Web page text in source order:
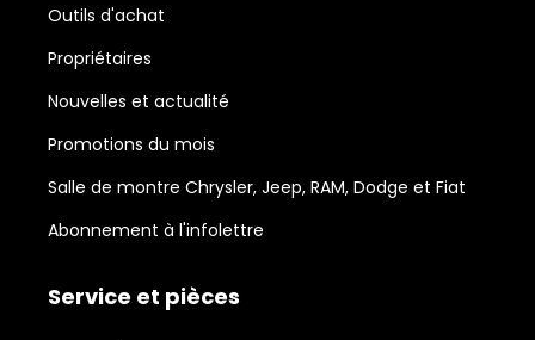
Outils d'achat
Propriétaires
Nouvelles et actualité
Promotions du mois
Salle de montre Chrysler, Jeep, RAM, Dodge et Fiat
Abonnement à l'infolettre
Service et pièces